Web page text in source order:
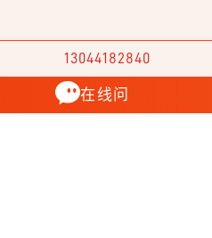
13044182840
在线问